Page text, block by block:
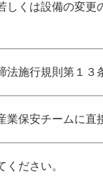
しくは設備の変
法施行規則第１３
保安チームに直
ださい。